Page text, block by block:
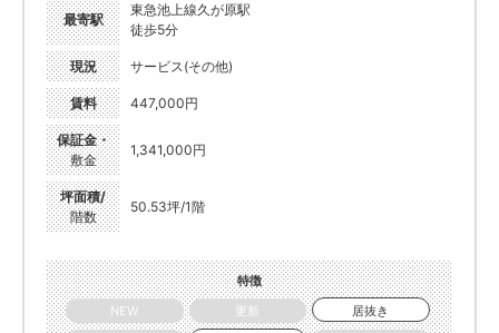
最寄駅
東急池上線久が原駅
徒歩5分
現況 サービス(その他)
賃料 447,000円
保証金・
敷金
1,341,000円
坪面積/
階数
50.53坪/1階
特徴
NEW
更新
居抜き